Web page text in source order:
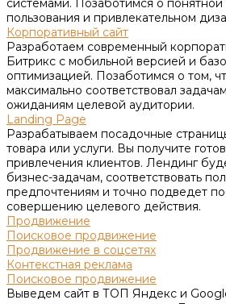
системами. Позаботимся о понятной
пользования и привлекательном
Корпоративный сайт
Разработаем современный
Битрикс с мобильной версией и
оптимизацией. Позаботимся о том,
максимально соответствовал
ожиданиям целевой аудитории.
Landing Page
Разрабатываем посадочные
товара или услуги. Вы получите
привлечения клиентов. Лендинг
бизнес-задачам, соответствовать
предпочтениям и точно подведет
совершению целевого действия.
Продвижение
Поисковое продвижение
Продвижение в соцсетях
Контекстная реклама
Поисковое продвижение
Выведем сайт в ТОП Яндекс и